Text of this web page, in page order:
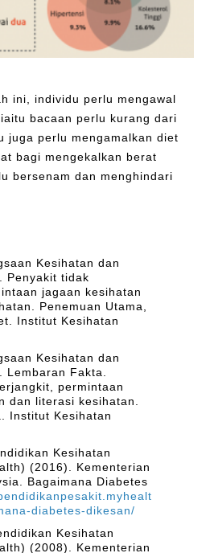
ini, individu perlu mengawal
bacaan perlu kurang dari
juga perlu mengamalkan diet
bagi mengekalkan berat
bersenam dan menghindari
Kesihatan dan
Penyakit tidak
jagaan kesihatan
Penemuan Utama,
Institut Kesihatan
Kesihatan dan
Lembaran Fakta.
permintaan
dan literasi kesihatan.
Institut Kesihatan
Kesihatan
(2016). Kementerian
Bagaimana Diabetes
diabetes-dikesan/
Kesihatan
(2008). Kementerian